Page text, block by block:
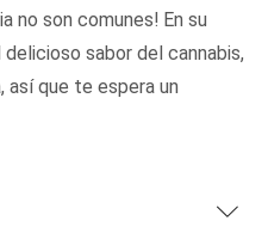
no son comunes! En su
sabor del cannabis,
así que te espera un